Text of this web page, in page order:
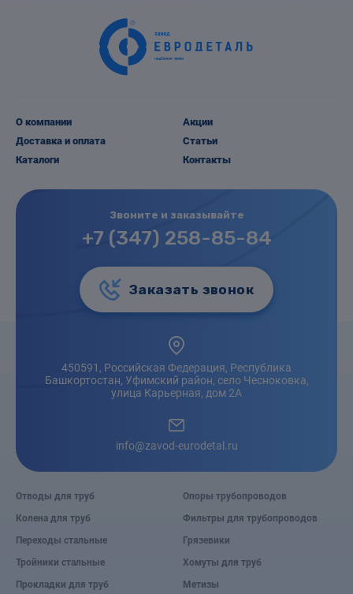
О компании
Доставка и оплата
Каталоги
Акции
Статьи
Контакты
Звоните и заказывайте
+7 (347) 258-85-84
Заказать звонок
450591, Российская Федерация, Республика
Башкортостан, Уфимский район, село Чесноковка,
улица Карьерная, дом 2А
info@zavod-eurodetal.ru
Отводы для труб
Колена для труб
Переходы стальные
Тройники стальные
Прокладки для труб
Опоры трубопроводов
Фильтры для трубопроводов
Грязевики
Хомуты для труб
Метизы